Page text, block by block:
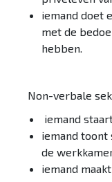
iemand doet
met de
hebben.
Non-verbale
iemand
iemand toont
de
iemand